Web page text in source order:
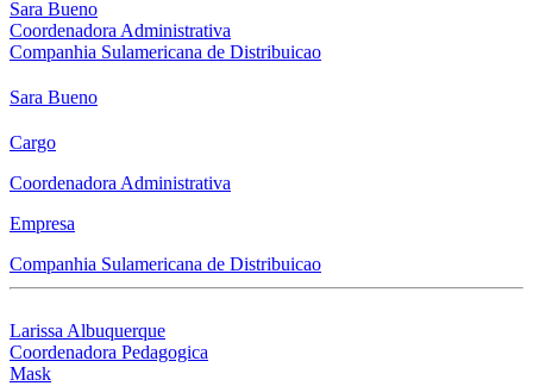
Sara Bueno
Coordenadora Administrativa
Companhia Sulamericana de Distribuicao
Sara Bueno
Cargo
Coordenadora Administrativa
Empresa
Companhia Sulamericana de Distribuicao
Larissa Albuquerque
Coordenadora Pedagogica
Mask